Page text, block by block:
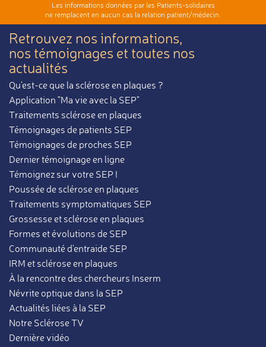
Les informations données par les Patients-solidaires
ne remplacent en aucun cas la relation patient/médecin.
Retrouvez nos informations,
nos témoignages et toutes nos
actualités
Qu'est-ce que la sclérose en plaques ?
Application "Ma vie avec la SEP"
Traitements sclérose en plaques
Témoignages de patients SEP
Témoignages de proches SEP
Dernier témoignage en ligne
Témoignez sur votre SEP !
Poussée de sclérose en plaques
Traitements symptomatiques SEP
Grossesse et sclérose en plaques
Formes et évolutions de SEP
Communauté d'entraide SEP
IRM et sclérose en plaques
À la rencontre des chercheurs Inserm
Névrite optique dans la SEP
Actualités liées à la SEP
Notre Sclérose TV
Dernière vidéo